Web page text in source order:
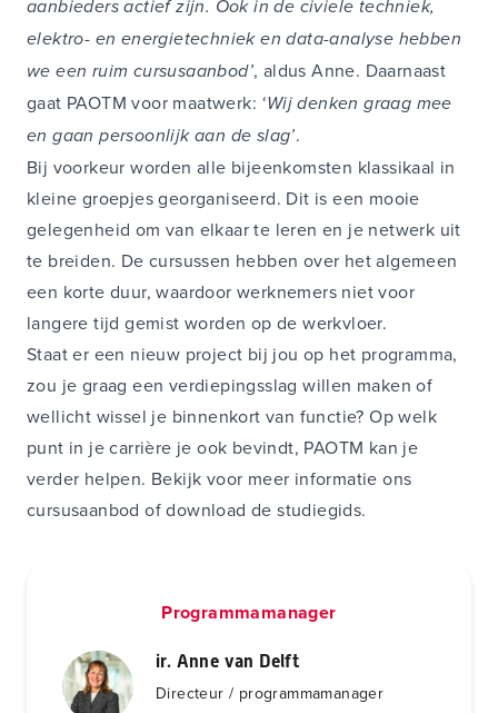
aanbieders actief zijn. Ook in de civiele techniek,
elektro- en energietechniek endata-analyse hebben
we een ruim cursusaanbod’, aldus Anne. Daarnaast
gaat PAOTM voor maatwerk: ‘Wij denken graag mee
en gaan persoonlijk aan de slag’.
Bij voorkeur worden alle bijeenkomsten klassikaal in
kleine groepjes georganiseerd. Dit is een mooie
gelegenheid om van elkaar te leren en je netwerk uit
te breiden. De cursussen hebben over het algemeen
een korte duur, waardoor werknemers niet voor
langere tijd gemist worden op de werkvloer.
Staat er een nieuw project bij jou op het programma,
zou je graag een verdiepingsslag willen maken of
wellicht wissel je binnenkort van functie? Op welk
punt in je carrière je ook bevindt, PAOTM kan je
verder helpen. Bekijk voor meer informatie ons
cursusaanbod ofdownload de studiegids.
Programmamanager
ir. Anne van Delft
Directeur / programmamanager